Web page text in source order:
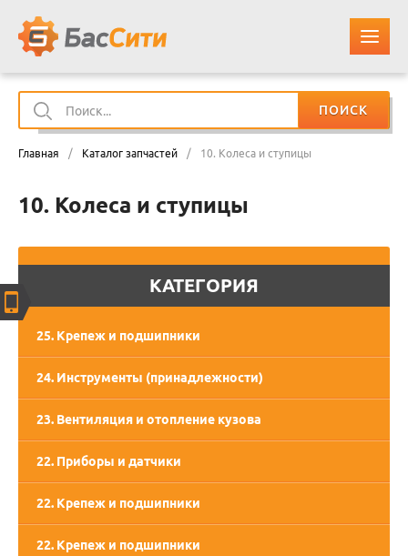
ПОИСК
Главная / Каталог запчастей / 10. Колеса и ступицы
10. Колеса и ступицы
КАТЕГОРИЯ
25. Крепеж и подшипники
24. Инструменты (принадлежности)
23. Вентиляция и отопление кузова
22. Приборы и датчики
22. Крепеж и подшипники
22. Крепеж и подшипники
КОНТАКТЫ